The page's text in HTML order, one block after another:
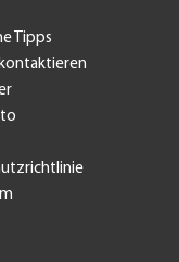
Tipps